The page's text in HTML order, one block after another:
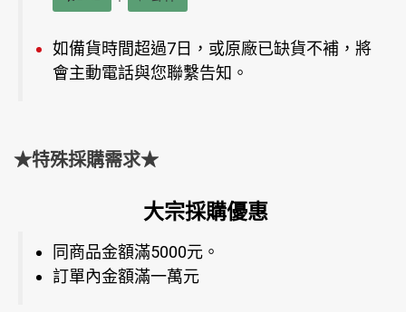
如備貨時間超過7日，或原廠已缺貨不補，將
會主動電話與您聯繫告知。
★特殊採購需求★
大宗採購優惠
同商品金額滿5000元。
訂單內金額滿一萬元